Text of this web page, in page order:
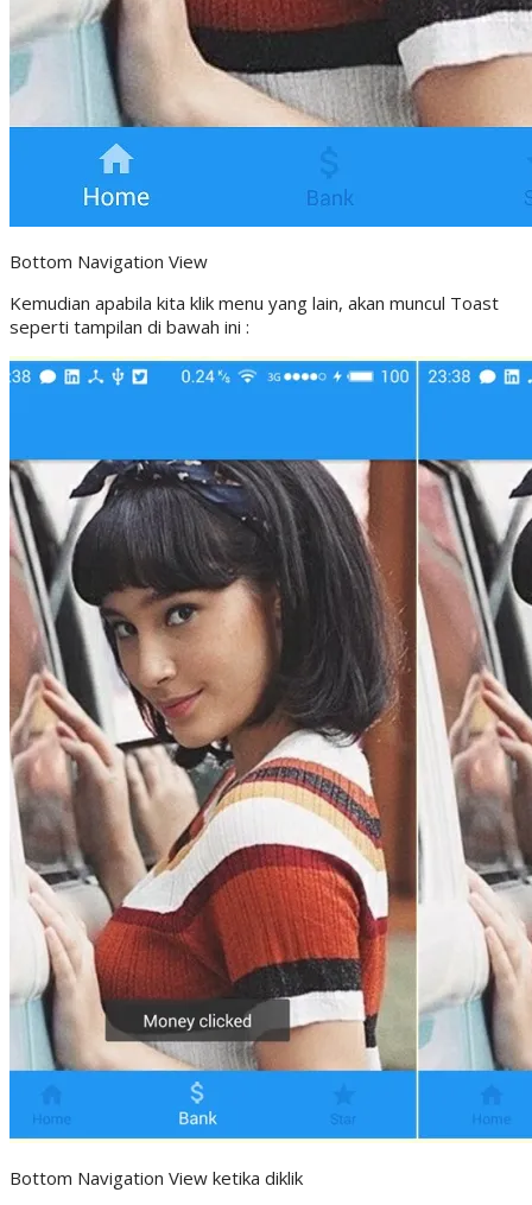
Bottom Navigation View
Kemudian apabila kita klik menu yang lain, akan muncul Toast
seperti tampilan di bawah ini :
Bottom Navigation View ketika diklik